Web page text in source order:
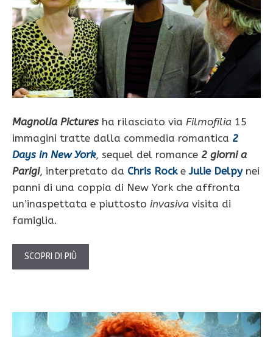
Magnolia Pictures ha rilasciato via Filmofilia 15
immagini tratte dalla commedia romantica 2
Days in New York, sequel del romance 2 giorni a
Parigi, interpretato da Chris RockeJulie Delpynei
panni di una coppia di New York che affronta
un’inaspettata e piuttosto invasiva visita di
famiglia.
SCOPRI DI PIÙ